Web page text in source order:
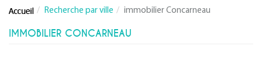
Recherche par ville immobilier Concarneau
IMMOBILIER CONCARNEAU